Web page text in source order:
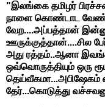
"இலங்கை தமிழர்
நாளை கொண்டாட
வேற....அப்பத்தான்
ஊருக்குத்தான்....சில
அது ரத்தம்..ஆனா
ஒவ்வொருத்தியும் ஒரு
தேர்...கொடுத்து